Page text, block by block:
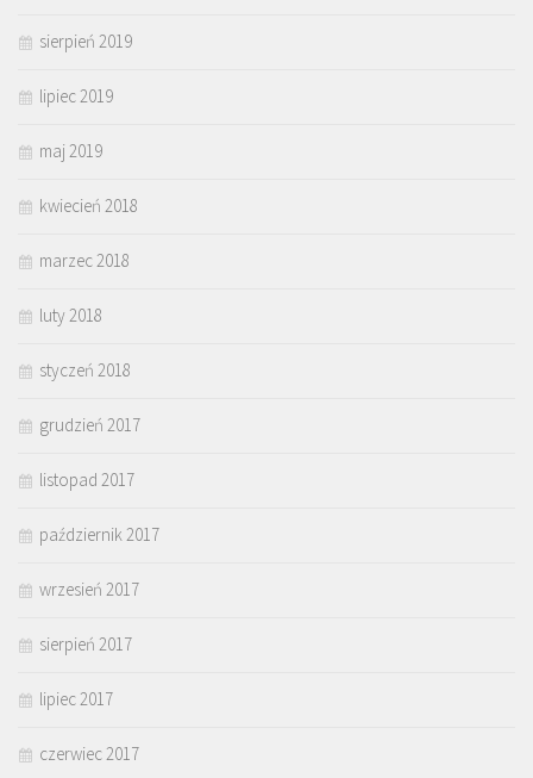
sierpień 2019
lipiec 2019
maj 2019
kwiecień 2018
marzec 2018
luty 2018
styczeń 2018
grudzień 2017
listopad 2017
październik 2017
wrzesień 2017
sierpień 2017
lipiec 2017
czerwiec 2017